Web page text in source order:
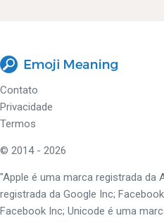
Contato
Privacidade
Termos
© 2014 - 2026
"Apple é uma marca registrada da
registrada da Google Inc;
Facebook Inc; Unicode é uma